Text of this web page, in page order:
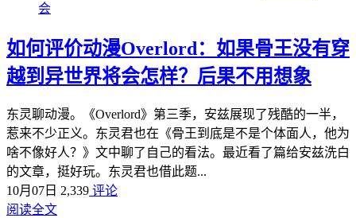
会
如何评价动漫Overlord：如果骨王没有穿
越到异世界将会怎样？后果不用想象
东灵聊动漫。《Overlord》第三季，安兹展现了残酷的一半，
惹来不少正义。东灵君也在《骨王到底是不是个体面人，他为
啥不像好人？》文中聊了自己的看法。最近看了篇给安兹洗白
的文章，挺好玩。东灵君也借此题...
10月07日 2,339 评论
阅读全文